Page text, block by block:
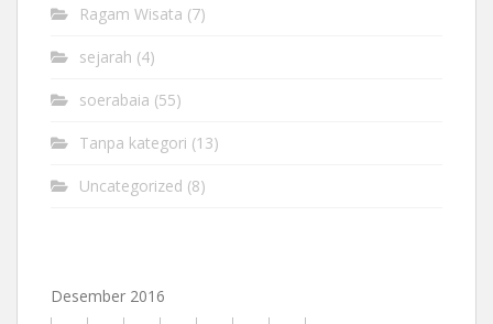
Ragam Wisata (7)
sejarah (4)
soerabaia (55)
Tanpa kategori (13)
Uncategorized (8)
Desember 2016